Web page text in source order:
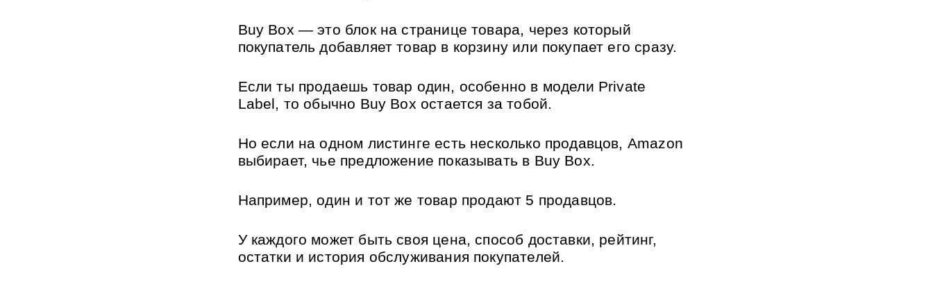
Buy Box — это блок на странице товара, через который
покупатель добавляет товар в корзину или покупает его сразу.
Если ты продаешь товар один, особенно в модели Private
Label, то обычно Buy Box остается за тобой.
Но если на одном листинге есть несколько продавцов, Amazon
выбирает, чье предложение показывать в Buy Box.
Например, один и тот же товар продают 5 продавцов.
У каждого может быть своя цена, способ доставки, рейтинг,
остатки и история обслуживания покупателей.